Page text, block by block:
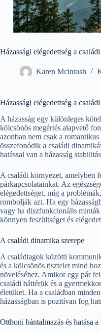
Házassági elégedettség a
Karen Mcintosh
Házassági elégedettség a
A házasság egy különleges
kölcsönös megértés alapvető
azonban nem csak a
összefonódik a családi
hatással van a házasság
A családi környezet, amelyben
párkapcsolatainkat. Az
elégedettséget, míg a
rombolják azt. Ha egy
vagy ha diszfunkcionális
könnyen feszültséget és
A családi dinamika szerepe
A családtagok közötti
és a kölcsönös tisztelet mind
növeléséhez. Amikor egy pár
családi háttérük és a
életüket. Ha a családban
házasságban is pozitívan fog
Otthoni bántalmazás és hatása a